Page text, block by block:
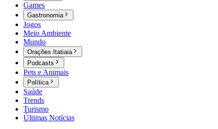
Games
Gastronomia
Jogos
Meio Ambiente
Mundo
Orações Itatiaia
Podcasts
Pets e Animais
Política
Saúde
Trends
Turismo
Últimas Notícias